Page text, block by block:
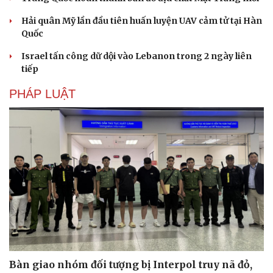
Hải quân Mỹ lần đầu tiên huấn luyện UAV cảm tử tại Hàn
Quốc
Israel tấn công dữ dội vào Lebanon trong 2 ngày liên
tiếp
PHÁP LUẬT
Bàn giao nhóm đối tượng bị Interpol truy nã đỏ,